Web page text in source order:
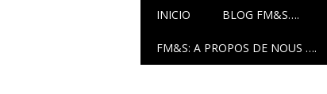
Main menu
INICIO BLOG FM&S….
FM&S: A PROPOS DE NOUS ….